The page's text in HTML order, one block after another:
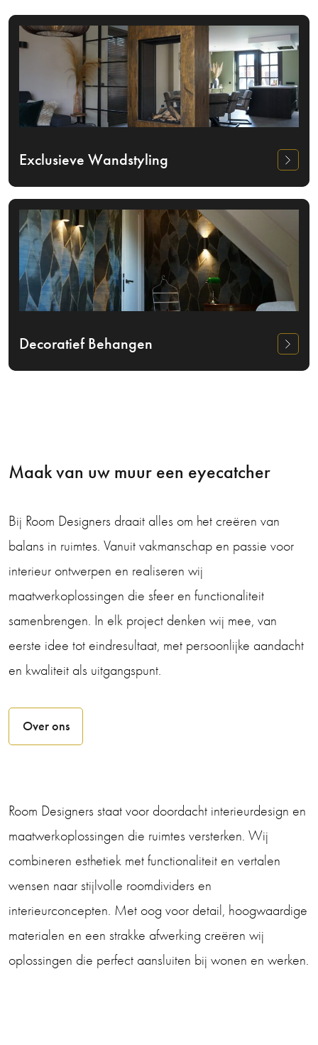
Exclusieve Wandstyling
Decoratief Behangen
Maak van uw muur een eyecatcher
Bij Room Designers draait alles om het creëren van
balans in ruimtes. Vanuit vakmanschap en passie voor
interieur ontwerpen en realiseren wij
maatwerkoplossingen die sfeer en functionaliteit
samenbrengen. In elk project denken wij mee, van
eerste idee tot eindresultaat, met persoonlijke aandacht
en kwaliteit als uitgangspunt.
Over ons
Room Designers staat voor doordacht interieurdesign en
maatwerkoplossingen die ruimtes versterken. Wij
combineren esthetiek met functionaliteit en vertalen
wensen naar stijlvolle roomdividers en
interieurconcepten. Met oog voor detail, hoogwaardige
materialen en een strakke afwerking creëren wij
oplossingen die perfect aansluiten bij wonen en werken.